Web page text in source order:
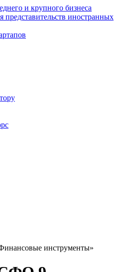
и крупного бизнеса
представительств иностранных
инструменты»